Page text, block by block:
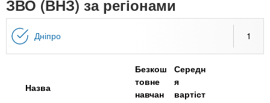
n
t
и
а
За кордоном
ЗВО (ВНЗ) за регіонами
Дніпро 1
Назва
Безкош
товне
навчан
Середн
я
вартіст